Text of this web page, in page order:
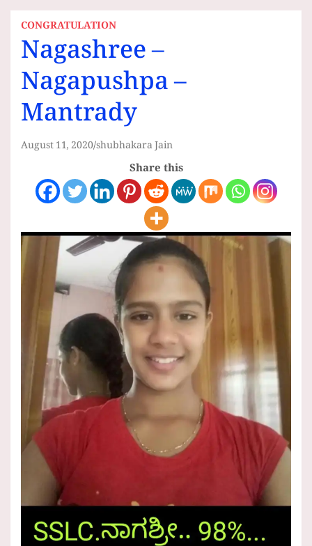
CONGRATULATION
Nagashree –
Nagapushpa –
Mantrady
August 11, 2020shubhakara Jain
Share this